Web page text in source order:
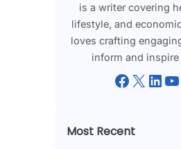
is a writer covering
lifestyle, and
loves crafting
inform and inspire
Facebook X LinkedIn YouTube
Most Recent